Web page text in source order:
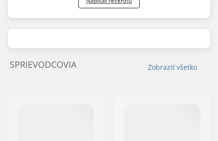
Zobraziť všetko
SPRIEVODCOVIA